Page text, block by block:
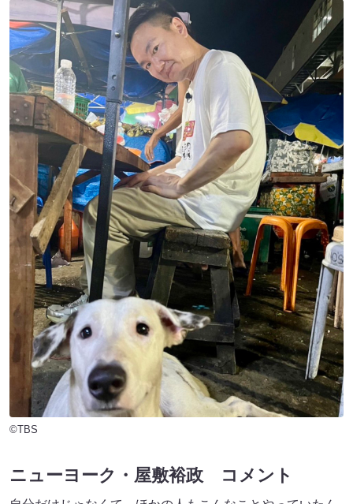
©TBS
ニューヨーク・屋敷裕政 コメント